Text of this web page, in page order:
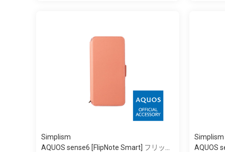
Simplism
AQUOS sense6 [FlipNote Smart] フリッ...
Simplism
AQUOS